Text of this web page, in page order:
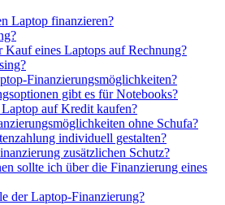
Laptop finanzieren?
eines Laptops auf Rechnung?
Finanzierungsmöglichkeiten?
gibt es für Notebooks?
auf Kredit kaufen?
ohne Schufa?
individuell gestalten?
zusätzlichen Schutz?
sollte ich über die Finanzierung eines
der Laptop-Finanzierung?